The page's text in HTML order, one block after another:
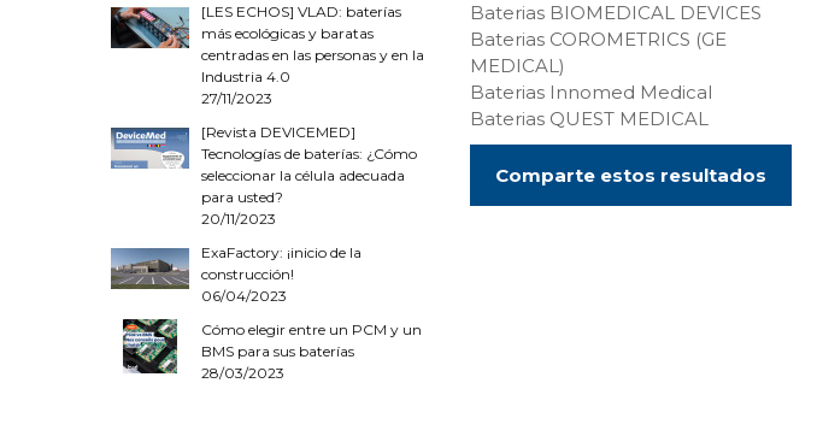
[LES ECHOS] VLAD: baterías
más ecológicas y baratas
centradas en las personas y en la
Industria 4.0
27/11/2023
[Revista DEVICEMED]
Tecnologías de baterías: ¿Cómo
seleccionar la célula adecuada
para usted?
20/11/2023
ExaFactory: ¡inicio de la
construcción!
06/04/2023
Cómo elegir entre un PCM y un
BMS para sus baterías
28/03/2023
Baterias BIOMEDICAL DEVICES
Baterias COROMETRICS (GE
MEDICAL)
Baterias Innomed Medical
Baterias QUEST MEDICAL
Comparte estos resultados